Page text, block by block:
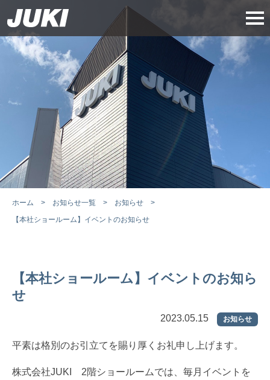
ホーム お知らせ一覧
お知らせ
【本社ショールーム】イベントのお知らせ
【本社ショールーム】イベントのお知ら
せ
2023.05.15 お知らせ
平素は格別のお引立てを賜り厚くお礼申し上げます。
株式会社JUKI 2階ショールームでは、毎月イベントを